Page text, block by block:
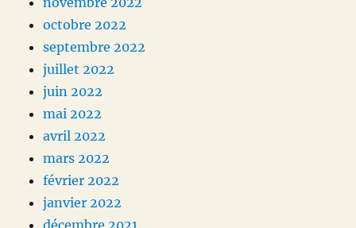
octobre 2022
septembre 2022
juillet 2022
juin 2022
mai 2022
avril 2022
mars 2022
février 2022
janvier 2022